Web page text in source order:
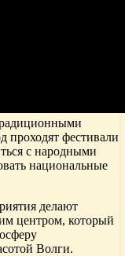
проходят фестивали
с народными
национальные
делают
центром, который
Волги.